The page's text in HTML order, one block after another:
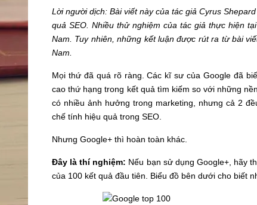
Lời người dịch: Bài viết này của tác giả Cyrus
quả SEO. Nhiều thử nghiệm của tác giả thực hiện
Nam. Tuy nhiên, những kết luận được rút ra từ bài
Nam.
Mọi thứ đã quá rõ ràng. Các kĩ sư của Google đã
cao thứ hạng trong kết quả tìm kiếm so với những
có nhiều ảnh hưởng trong marketing, nhưng cả 2
chế tính hiệu quả trong SEO.
Nhưng Google+ thì hoàn toàn khác.
Đây là thí nghiệm: Nếu bạn sử dụng Google+, hãy
của 100 kết quả đầu tiên. Biểu đồ bên dưới cho biết